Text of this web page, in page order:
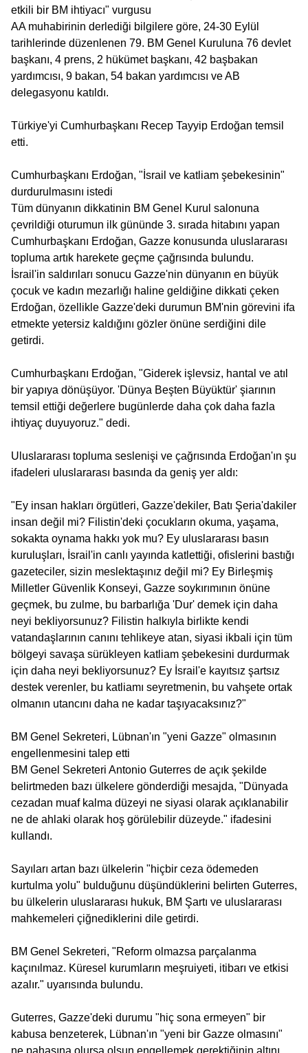
etkili bir BM ihtiyacı" vurgusu
AA muhabirinin derlediği bilgilere göre, 24-30 Eylül
tarihlerinde düzenlenen 79. BM Genel Kuruluna 76 devlet
başkanı, 4 prens, 2 hükümet başkanı, 42 başbakan
yardımcısı, 9 bakan, 54 bakan yardımcısı ve AB
delegasyonu katıldı.
Türkiye'yi Cumhurbaşkanı Recep Tayyip Erdoğan temsil
etti.
Cumhurbaşkanı Erdoğan, "İsrail ve katliam şebekesinin"
durdurulmasını istedi
Tüm dünyanın dikkatinin BM Genel Kurul salonuna
çevrildiği oturumun ilk gününde 3. sırada hitabını yapan
Cumhurbaşkanı Erdoğan, Gazze konusunda uluslararası
topluma artık harekete geçme çağrısında bulundu.
İsrail'in saldırıları sonucu Gazze'nin dünyanın en büyük
çocuk ve kadın mezarlığı haline geldiğine dikkati çeken
Erdoğan, özellikle Gazze'deki durumun BM'nin görevini ifa
etmekte yetersiz kaldığını gözler önüne serdiğini dile
getirdi.
Cumhurbaşkanı Erdoğan, "Giderek işlevsiz, hantal ve atıl
bir yapıya dönüşüyor. 'Dünya Beşten Büyüktür' şiarının
temsil ettiği değerlere bugünlerde daha çok daha fazla
ihtiyaç duyuyoruz." dedi.
Uluslararası topluma seslenişi ve çağrısında Erdoğan'ın şu
ifadeleri uluslararası basında da geniş yer aldı:
"Ey insan hakları örgütleri, Gazze'dekiler, Batı Şeria'dakiler
insan değil mi? Filistin'deki çocukların okuma, yaşama,
sokakta oynama hakkı yok mu? Ey uluslararası basın
kuruluşları, İsrail'in canlı yayında katlettiği, ofislerini bastığı
gazeteciler, sizin meslektaşınız değil mi? Ey Birleşmiş
Milletler Güvenlik Konseyi, Gazze soykırımının önüne
geçmek, bu zulme, bu barbarlığa 'Dur' demek için daha
neyi bekliyorsunuz? Filistin halkıyla birlikte kendi
vatandaşlarının canını tehlikeye atan, siyasi ikbali için tüm
bölgeyi savaşa sürükleyen katliam şebekesini durdurmak
için daha neyi bekliyorsunuz? Ey İsrail'e kayıtsız şartsız
destek verenler, bu katliamı seyretmenin, bu vahşete ortak
olmanın utancını daha ne kadar taşıyacaksınız?"
BM Genel Sekreteri, Lübnan'ın "yeni Gazze" olmasının
engellenmesini talep etti
BM Genel Sekreteri Antonio Guterres de açık şekilde
belirtmeden bazı ülkelere gönderdiği mesajda, "Dünyada
cezadan muaf kalma düzeyi ne siyasi olarak açıklanabilir
ne de ahlaki olarak hoş görülebilir düzeyde." ifadesini
kullandı.
Sayıları artan bazı ülkelerin "hiçbir ceza ödemeden
kurtulma yolu" bulduğunu düşündüklerini belirten Guterres,
bu ülkelerin uluslararası hukuk, BM Şartı ve uluslararası
mahkemeleri çiğnediklerini dile getirdi.
BM Genel Sekreteri, "Reform olmazsa parçalanma
kaçınılmaz. Küresel kurumların meşruiyeti, itibarı ve etkisi
azalır." uyarısında bulundu.
Guterres, Gazze'deki durumu "hiç sona ermeyen" bir
kabusa benzeterek, Lübnan'ın "yeni bir Gazze olmasını"
ne pahasına olursa olsun engellemek gerektiğinin altını